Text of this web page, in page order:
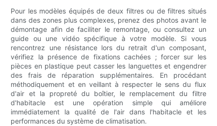
Pour les modèles équipés de deux filtres ou de filtres situés
dans des zones plus complexes, prenez des photos avant le
démontage afin de faciliter le remontage, ou consultez un
guide ou une vidéo spécifique à votre modèle. Si vous
rencontrez une résistance lors du retrait d'un composant,
vérifiez la présence de fixations cachées ; forcer sur les
pièces en plastique peut casser les languettes et engendrer
des frais de réparation supplémentaires. En procédant
méthodiquement et en veillant à respecter le sens du flux
d'air et la propreté du boîtier, le remplacement du filtre
d'habitacle est une opération simple qui améliore
immédiatement la qualité de l'air dans l'habitacle et les
performances du système de climatisation.